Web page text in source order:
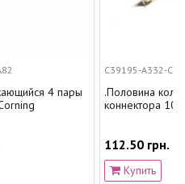
C39195-A332-C1
.Половина колпачка
коннектора 1000RT, серая
112.50 грн.